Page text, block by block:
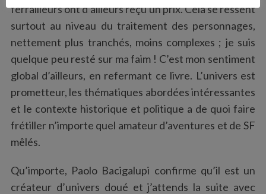
ferrailleurs ont d’ailleurs reçu un prix. Cela se ressent
surtout au niveau du traitement des personnages,
nettement plus tranchés, moins complexes ; je suis
quelque peu resté sur ma faim ! C’est mon sentiment
global d’ailleurs, en refermant ce livre. L’univers est
prometteur, les thématiques abordées intéressantes
et le contexte historique et politique a de quoi faire
frétiller n’importe quel amateur d’aventures et de SF
mêlés.
Qu’importe, Paolo Bacigalupi confirme qu’il est un
créateur d’univers doué et j’attends la suite avec